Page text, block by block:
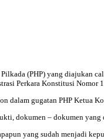
(PHP) yang diajukan
Perkara Konstitusi
dalam gugatan PHP Ketua
dokumen – dokumen
yang sudah menjadi